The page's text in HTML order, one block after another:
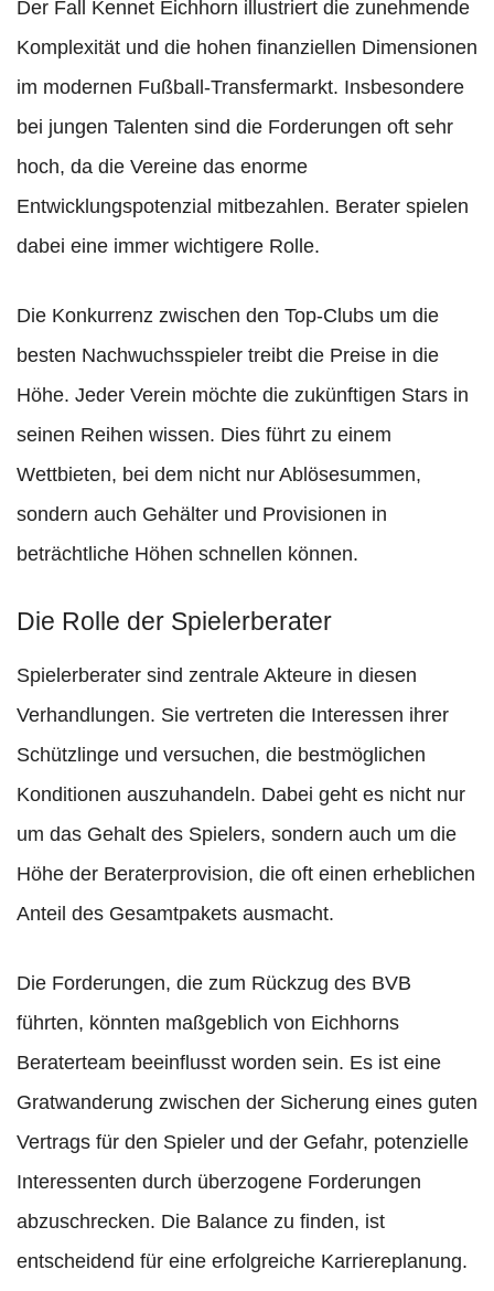
Der Fall Kennet Eichhorn illustriert die zunehmende
Komplexität und die hohen finanziellen Dimensionen
im modernen Fußball-Transfermarkt. Insbesondere
bei jungen Talenten sind die Forderungen oft sehr
hoch, da die Vereine das enorme
Entwicklungspotenzial mitbezahlen. Berater spielen
dabei eine immer wichtigere Rolle.
Die Konkurrenz zwischen den Top-Clubs um die
besten Nachwuchsspieler treibt die Preise in die
Höhe. Jeder Verein möchte die zukünftigen Stars in
seinen Reihen wissen. Dies führt zu einem
Wettbieten, bei dem nicht nur Ablösesummen,
sondern auch Gehälter und Provisionen in
beträchtliche Höhen schnellen können.
Die Rolle der Spielerberater
Spielerberater sind zentrale Akteure in diesen
Verhandlungen. Sie vertreten die Interessen ihrer
Schützlinge und versuchen, die bestmöglichen
Konditionen auszuhandeln. Dabei geht es nicht nur
um das Gehalt des Spielers, sondern auch um die
Höhe der Beraterprovision, die oft einen erheblichen
Anteil des Gesamtpakets ausmacht.
Die Forderungen, die zum Rückzug des BVB
führten, könnten maßgeblich von Eichhorns
Beraterteam beeinflusst worden sein. Es ist eine
Gratwanderung zwischen der Sicherung eines guten
Vertrags für den Spieler und der Gefahr, potenzielle
Interessenten durch überzogene Forderungen
abzuschrecken. Die Balance zu finden, ist
entscheidend für eine erfolgreiche Karriereplanung.